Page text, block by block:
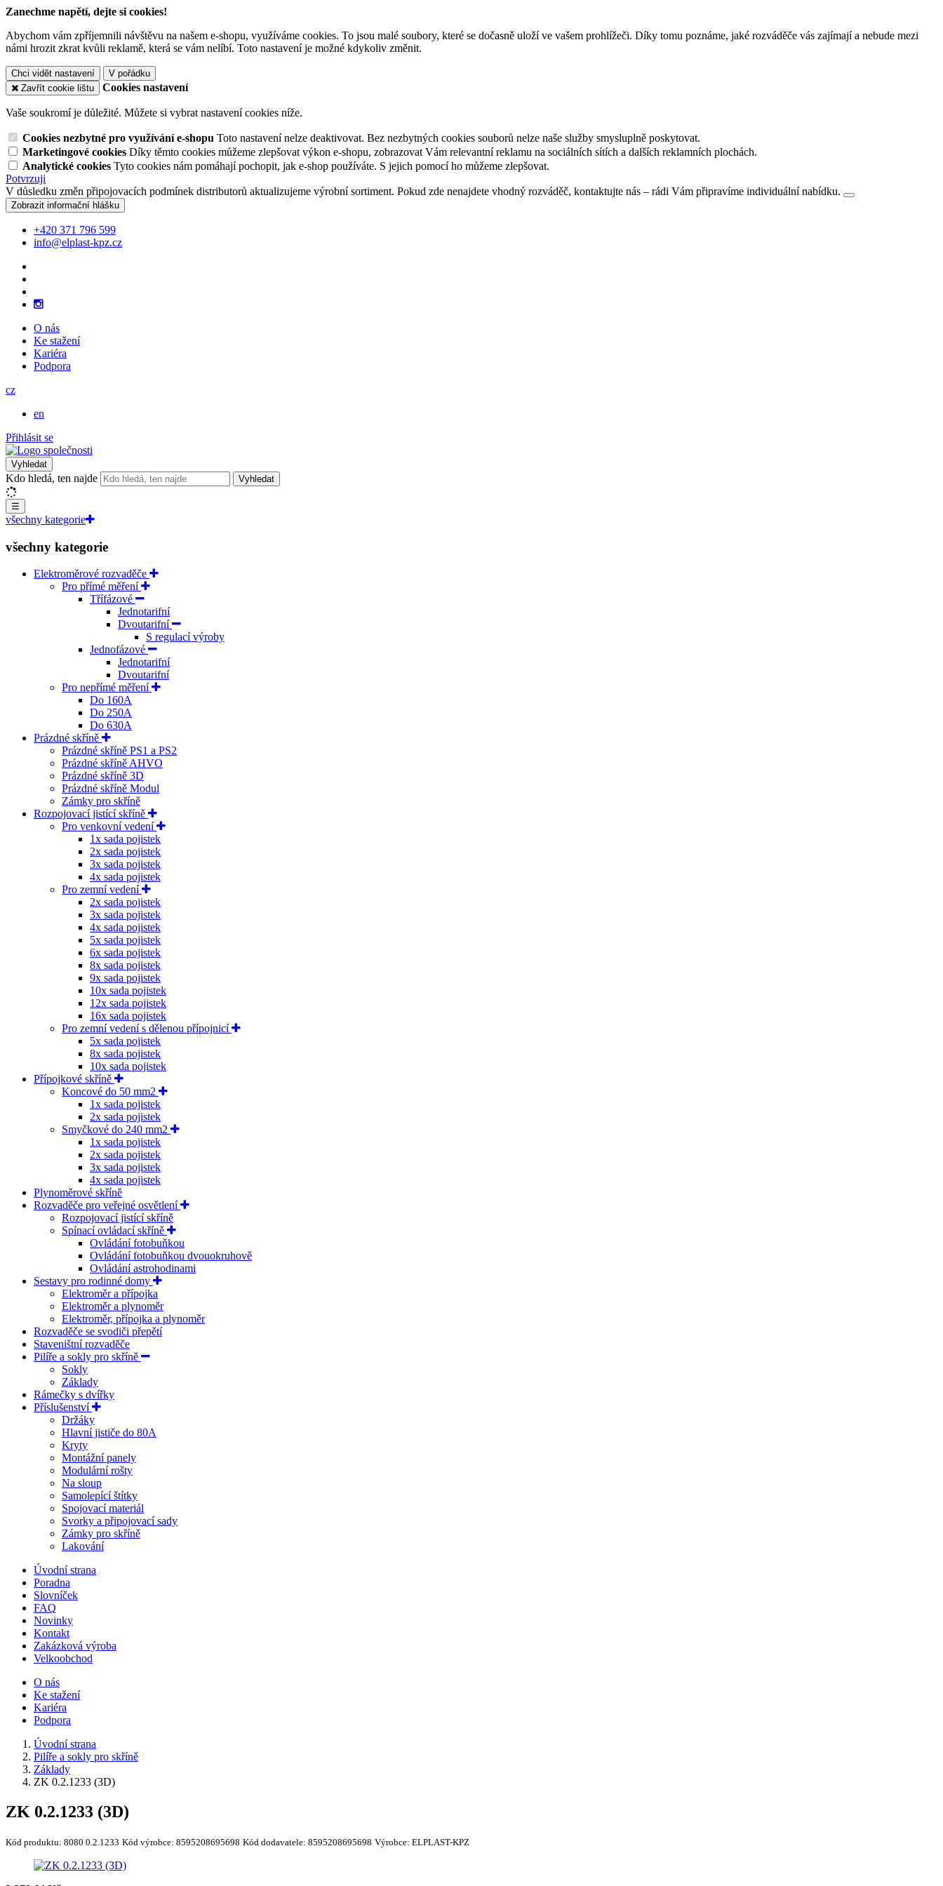
Zanechme napětí, dejte si cookies!
Abychom vám zpříjemnili návštěvu na našem e-shopu, využíváme cookies. To jsou malé soubory, které se dočasně uloží ve vašem prohlížeči. Díky tomu poznáme, jaké rozváděče vás zajímají a nebude mezi
námi hrozit zkrat kvůli reklamě, která se vám nelíbí. Toto nastavení je možné kdykoliv změnit.
Chci vidět nastavení
V pořádku
Zavřít cookie lištu
Cookies nastavení
Vaše soukromí je důležité. Můžete si vybrat nastavení cookies níže.
Cookies nezbytné pro využívání e-shopu Toto nastavení nelze deaktivovat. Bez nezbytných cookies souborů nelze naše služby smysluplně poskytovat.
Marketingové cookies Díky těmto cookies můžeme zlepšovat výkon e-shopu, zobrazovat Vám relevantní reklamu na sociálních sítích a dalších reklamních plochách.
Analytické cookies Tyto cookies nám pomáhají pochopit, jak e-shop používáte. S jejich pomocí ho můžeme zlepšovat.
Potvrzuji
V důsledku změn připojovacích podmínek distributorů aktualizujeme výrobní sortiment. Pokud zde nenajdete vhodný rozváděč, kontaktujte nás – rádi Vám připravíme individuální nabídku.
Zobrazit informační hlášku
+420 371 796 599
info@elplast-kpz.cz
O nás
Ke stažení
Kariéra
Podpora
cz
en
Přihlásit se
Vyhledat
Kdo hledá, ten najde Vyhledat
☰
všechny kategorie
všechny kategorie
Elektroměrové rozvaděče
Pro přímé měření
Třífázové
Jednotarifní
Dvoutarifní
S regulací výroby
Jednofázové
Jednotarifní
Dvoutarifní
Pro nepřímé měření
Do 160A
Do 250A
Do 630A
Prázdné skříně
Prázdné skříně PS1 a PS2
Prázdné skříně AHVO
Prázdné skříně 3D
Prázdné skříně Modul
Zámky pro skříně
Rozpojovací jistící skříně
Pro venkovní vedení
1x sada pojistek
2x sada pojistek
3x sada pojistek
4x sada pojistek
Pro zemní vedení
2x sada pojistek
3x sada pojistek
4x sada pojistek
5x sada pojistek
6x sada pojistek
8x sada pojistek
9x sada pojistek
10x sada pojistek
12x sada pojistek
16x sada pojistek
Pro zemní vedení s dělenou přípojnicí
5x sada pojistek
8x sada pojistek
10x sada pojistek
Přípojkové skříně
Koncové do 50 mm2
1x sada pojistek
2x sada pojistek
Smyčkové do 240 mm2
1x sada pojistek
2x sada pojistek
3x sada pojistek
4x sada pojistek
Plynoměrové skříně
Rozvaděče pro veřejné osvětlení
Rozpojovací jistící skříně
Spínací ovládací skříně
Ovládání fotobuňkou
Ovládání fotobuňkou dvouokruhově
Ovládání astrohodinami
Sestavy pro rodinné domy
Elektroměr a přípojka
Elektroměr a plynoměr
Elektroměr, přípojka a plynoměr
Rozvaděče se svodiči přepětí
Staveništní rozvaděče
Pilíře a sokly pro skříně
Sokly
Základy
Rámečky s dvířky
Příslušenství
Držáky
Hlavní jističe do 80A
Kryty
Montážní panely
Modulární rošty
Na sloup
Samolepící štítky
Spojovací materiál
Svorky a připojovací sady
Zámky pro skříně
Lakování
Úvodní strana
Poradna
Slovníček
FAQ
Novinky
Kontakt
Zakázková výroba
Velkoobchod
O nás
Ke stažení
Kariéra
Podpora
Úvodní strana
Pilíře a sokly pro skříně
Základy
ZK 0.2.1233 (3D)
ZK 0.2.1233 (3D)
Kód produktu: 8080 0.2.1233 Kód výrobce: 8595208695698 Kód dodavatele: 8595208695698 Výrobce: ELPLAST-KPZ